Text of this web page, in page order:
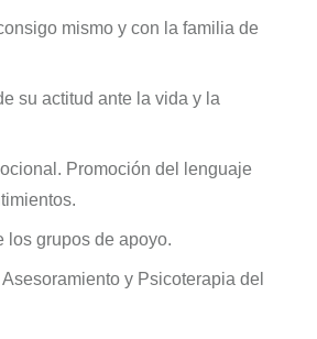
mismo y con la familia de
su actitud ante la vida y la
Promoción del lenguaje
los grupos de apoyo.
y Psicoterapia del